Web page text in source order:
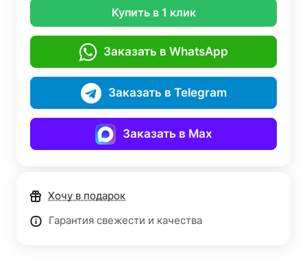
Купить в 1 клик
Заказать в WhatsApp
Заказать в Telegram
Заказать в Max
Хочу в подарок
Гарантия свежести и качества